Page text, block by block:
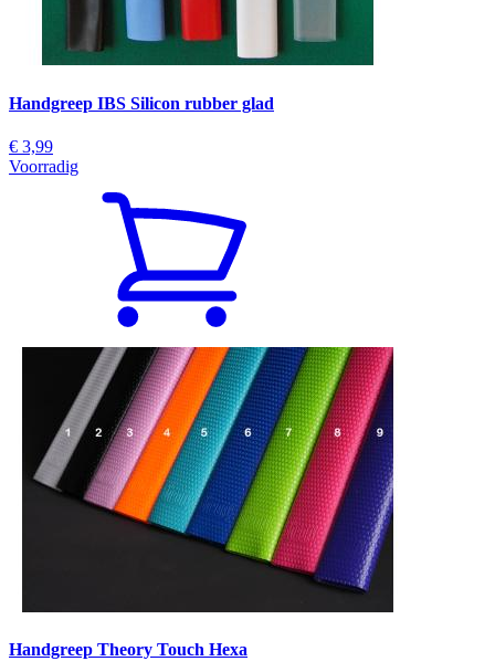
Handgreep IBS Silicon rubber glad
€ 3,99
Voorradig
Handgreep Theory Touch Hexa